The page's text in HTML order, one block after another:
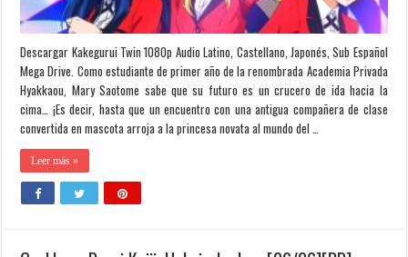
Descargar Kakegurui Twin 1080p Audio Latino, Castellano, Japonés, Sub Español
Mega Drive. Como estudiante de primer año de la renombrada Academia Privada
Hyakkaou, Mary Saotome sabe que su futuro es un crucero de ida hacia la
cima… ¡Es decir, hasta que un encuentro con una antigua compañera de clase
convertida en mascota arroja a la princesa novata al mundo del …
Leer más »